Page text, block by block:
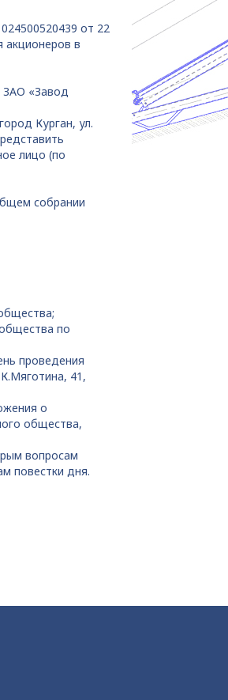
от 22
акционеров в
ЗАО «Завод
Курган, ул.
лицо (по
собрании
по
проведения
41,
о
общества,
вопросам
повестки дня.